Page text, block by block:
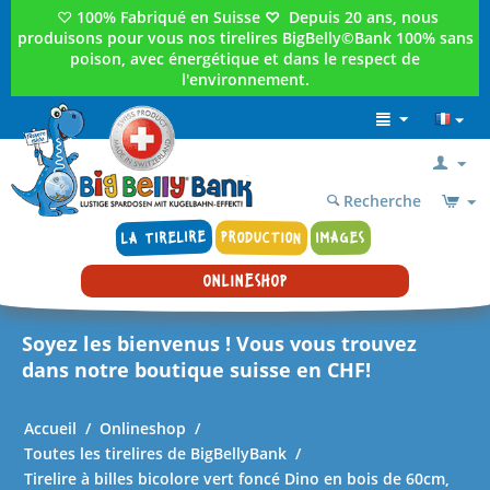
♡ 100% Fabriqué en Suisse ♡ Depuis 20 ans, nous
produisons pour vous nos tirelires BigBelly©Bank 100% sans
poison, avec énergétique et dans le respect de
l'environnement.
LA TIRELIRE PRODUCTION IMAGES
Recherche
ONLINESHOP
Soyez les bienvenus ! Vous vous trouvez
dans notre boutique suisse en CHF!
Accueil / Onlineshop /
Toutes les tirelires de BigBellyBank /
Tirelire à billes bicolore vert foncé Dino en bois de 60cm,